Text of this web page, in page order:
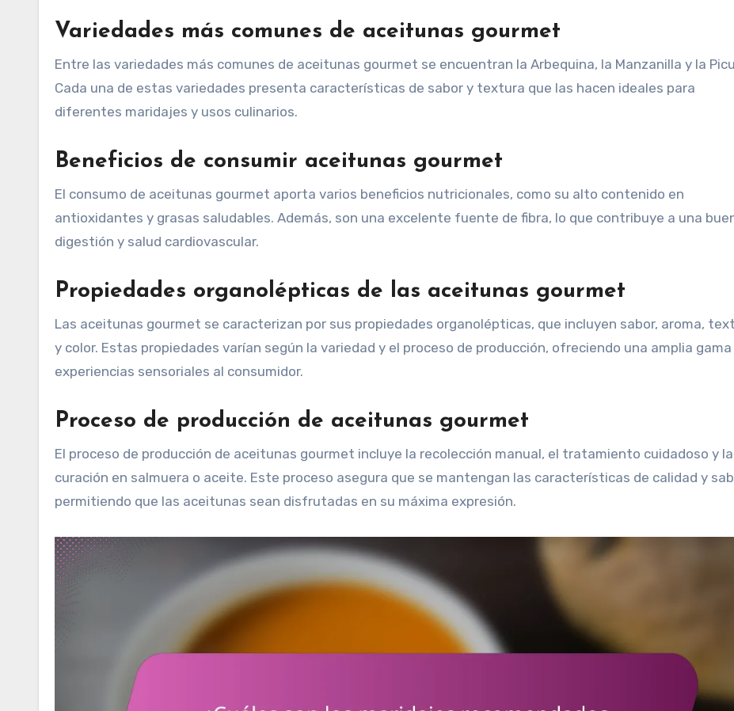
Variedades más comunes de aceitunas gourmet
Entre las variedades más comunes de aceitunas gourmet se encuentran la Arbequina, la Manzanilla y la
Cada una de estas variedades presenta características de sabor y textura que las hacen ideales para
diferentes maridajes y usos culinarios.
Beneficios de consumir aceitunas gourmet
El consumo de aceitunas gourmet aporta varios beneficios nutricionales, como su alto contenido en
antioxidantes y grasas saludables. Además, son una excelente fuente de fibra, lo que contribuye a una
digestión y salud cardiovascular.
Propiedades organolépticas de las aceitunas gourmet
Las aceitunas gourmet se caracterizan por sus propiedades organolépticas, que incluyen sabor, aroma,
y color. Estas propiedades varían según la variedad y el proceso de producción, ofreciendo una amplia gama
experiencias sensoriales al consumidor.
Proceso de producción de aceitunas gourmet
El proceso de producción de aceitunas gourmet incluye la recolección manual, el tratamiento cuidadoso y la
curación en salmuera o aceite. Este proceso asegura que se mantengan las características de calidad y
permitiendo que las aceitunas sean disfrutadas en su máxima expresión.